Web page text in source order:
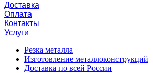
Доставка
Оплата
Контакты
Услуги
Резка металла
Изготовление металлоконструкций
Доставка по всей России